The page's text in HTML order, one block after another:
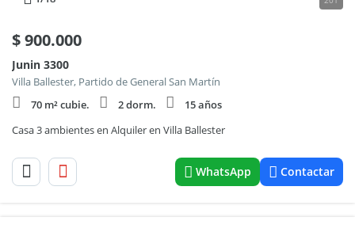
$900.000
Junin 3300
Villa Ballester, Partido de General San Martín
70 m² cubie.
2 dorm.
15 años
Casa 3 ambientes en Alquiler en Villa Ballester
WhatsApp Contactar